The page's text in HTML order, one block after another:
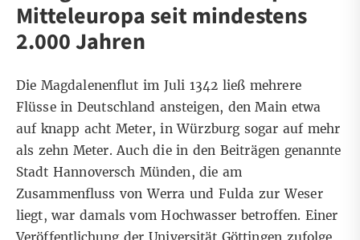
Mitteleuropa seit mindestens
2.000 Jahren
Die Magdalenenflut im Juli 1342 ließ mehrere
Flüsse in Deutschland ansteigen, den Main etwa
auf knapp acht Meter, in Würzburg sogar auf mehr
als zehn Meter. Auch die in den Beiträgen genannte
Stadt Hannoversch Münden, die am
Zusammenfluss von Werra und Fulda zur Weser
liegt, war damals vom Hochwasser betroffen. Einer